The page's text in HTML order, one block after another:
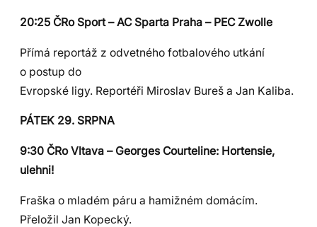
20:25 ČRo Sport – AC Sparta Praha – PEC Zwolle
Přímá reportáž z odvetného fotbalového utkání
o postup do
Evropské ligy. Reportéři Miroslav Bureš a Jan Kaliba.
PÁTEK 29. SRPNA
9:30 ČRo Vltava – Georges Courteline: Hortensie,
ulehni!
Fraška o mladém páru a hamižném domácím.
Přeložil Jan Kopecký.